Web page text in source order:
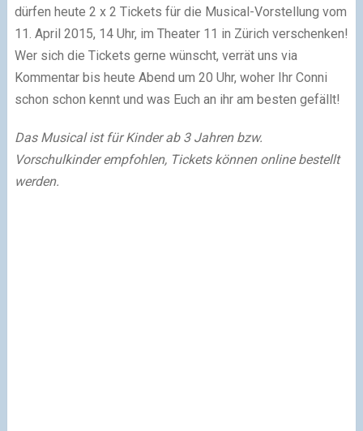
dürfen heute 2 x 2 Tickets für die Musical-Vorstellung vom
11. April 2015, 14 Uhr, im Theater 11 in Zürich verschenken!
Wer sich die Tickets gerne wünscht, verrät uns via
Kommentar bis heute Abend um 20 Uhr, woher Ihr Conni
schon schon kennt und was Euch an ihr am besten gefällt!
Das Musical ist für Kinder ab 3 Jahren bzw.
Vorschulkinder empfohlen, Tickets können online bestellt
werden.